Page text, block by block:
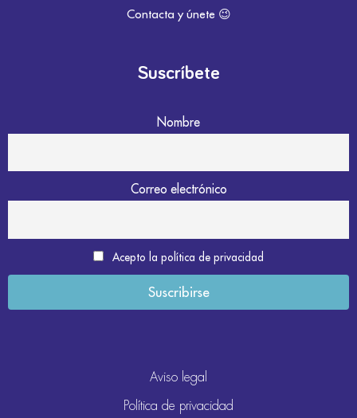
Contacta y únete 😉
Suscríbete
Nombre
Correo electrónico
Acepto la política de privacidad
Aviso legal
Política de privacidad